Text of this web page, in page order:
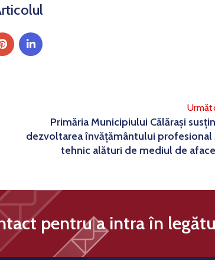
Primăria Municipiului Călărași
dezvoltarea învățământului profesional
tehnic alături de mediul de
pentru a intra în